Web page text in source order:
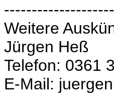
Weitere
Jürgen Heß
Telefon: 0361
E-Mail: